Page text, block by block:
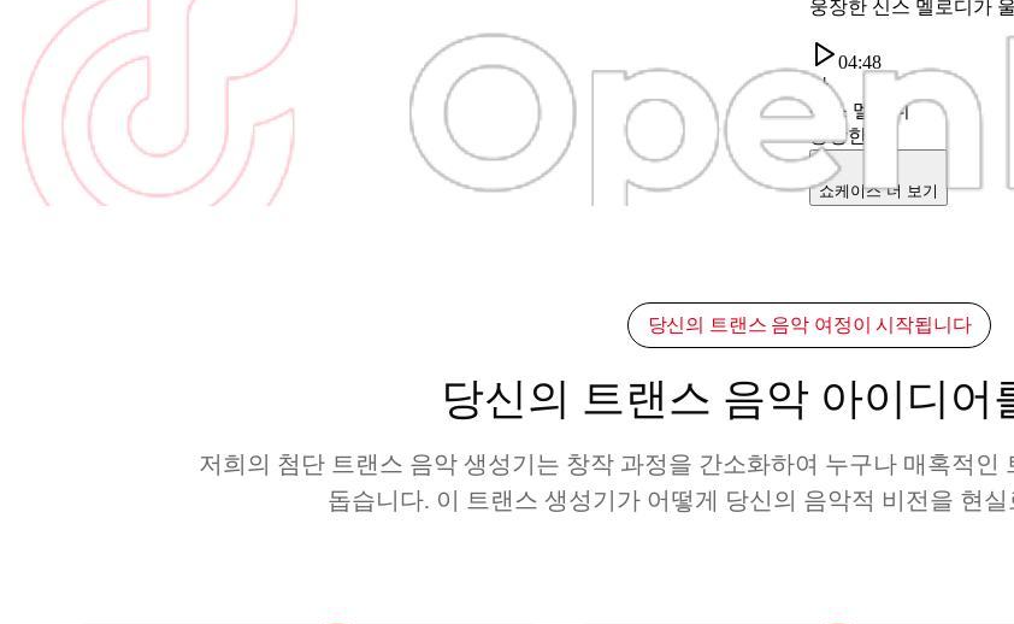
웅장한 신스 멜로디가
04:48
산
신스 멜로디
웅장한
쇼케이스 더 보기
당신의 트랜스 음악 여정이 시작됩니다
당신의 트랜스 음악 아이디어
저희의 첨단 트랜스 음악 생성기는 창작 과정을 간소화하여 누구나 매혹적인
돕습니다. 이 트랜스 생성기가 어떻게 당신의 음악적 비전을 현